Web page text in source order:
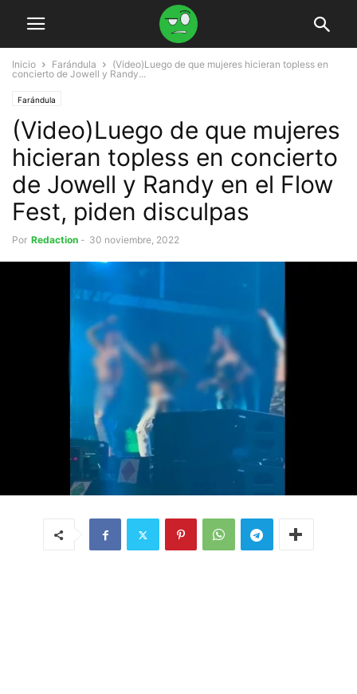
Inicio Farándula
(Video)Luego de que mujeres hicieran topless en
concierto de Jowell y Randy...
Farándula
(Video)Luego de que mujeres
hicieran topless en concierto
de Jowell y Randy en el Flow
Fest, piden disculpas
Por Redaction - 30 noviembre, 2022